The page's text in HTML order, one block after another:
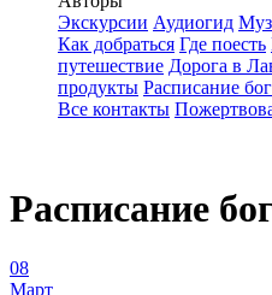
Экскурсии Аудиогид
Как добраться Где поесть
путешествие Дорога в
продукты Расписание
Все контакты
Расписание
08
Март